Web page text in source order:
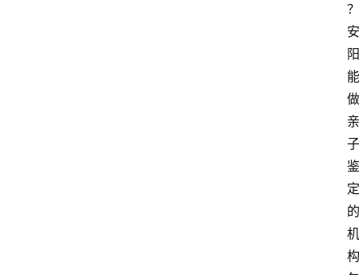
？
安
阳
能
做
亲
子
鉴
定
的
机
构